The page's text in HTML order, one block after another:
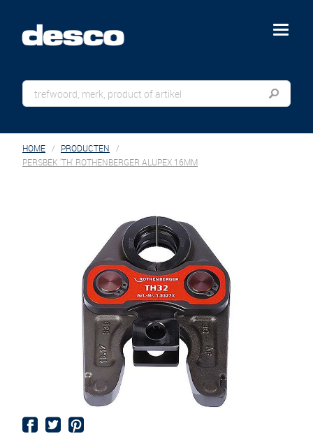
menu
HOME
PRODUCTEN
PERSBEK 'TH' ROTHENBERGER ALUPEX 16MM